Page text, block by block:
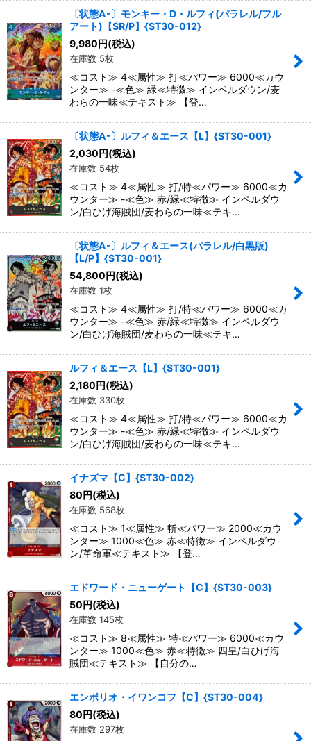
〔状態A-〕モンキー・D・ルフィ(パラレル/フル
アート)【SR/P】{ST30-012}
9,980円(税込)
在庫数 5枚
≪コスト≫ 4≪属性≫ 打≪パワー≫ 6000≪カウ
ンター≫ -≪色≫ 緑≪特徴≫ インペルダウン/麦
わらの一味≪テキスト≫ 【登…
〔状態A-〕ルフィ＆エース【L】{ST30-001}
2,030円(税込)
在庫数 54枚
≪コスト≫ 4≪属性≫ 打/特≪パワー≫ 6000≪カ
ウンター≫ -≪色≫ 赤/緑≪特徴≫ インペルダウ
ン/白ひげ海賊団/麦わらの一味≪テキ…
〔状態A-〕ルフィ＆エース(パラレル/白黒版)
【L/P】{ST30-001}
54,800円(税込)
在庫数 1枚
≪コスト≫ 4≪属性≫ 打/特≪パワー≫ 6000≪カ
ウンター≫ -≪色≫ 赤/緑≪特徴≫ インペルダウ
ン/白ひげ海賊団/麦わらの一味≪テキ…
ルフィ＆エース【L】{ST30-001}
2,180円(税込)
在庫数 330枚
≪コスト≫ 4≪属性≫ 打/特≪パワー≫ 6000≪カ
ウンター≫ -≪色≫ 赤/緑≪特徴≫ インペルダウ
ン/白ひげ海賊団/麦わらの一味≪テキ…
イナズマ【C】{ST30-002}
80円(税込)
在庫数 568枚
≪コスト≫ 1≪属性≫ 斬≪パワー≫ 2000≪カウ
ンター≫ 1000≪色≫ 赤≪特徴≫ インペルダウ
ン/革命軍≪テキスト≫ 【登…
エドワード・ニューゲート【C】{ST30-003}
50円(税込)
在庫数 145枚
≪コスト≫ 8≪属性≫ 特≪パワー≫ 6000≪カウ
ンター≫ 1000≪色≫ 赤≪特徴≫ 四皇/白ひげ海
賊団≪テキスト≫ 【自分の…
エンポリオ・イワンコフ【C】{ST30-004}
80円(税込)
在庫数 297枚